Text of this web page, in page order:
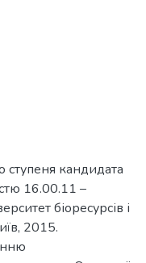
ступеня кандидата
16.00.11 –
біоресурсів і
2015.